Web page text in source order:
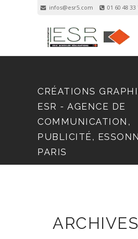
infos@esr5.com 01 60 48 33
CRÉATIONS
ESR - AGENCE DE
COMMUNICATION,
PUBLICITÉ,
PARIS
ARCHIVES